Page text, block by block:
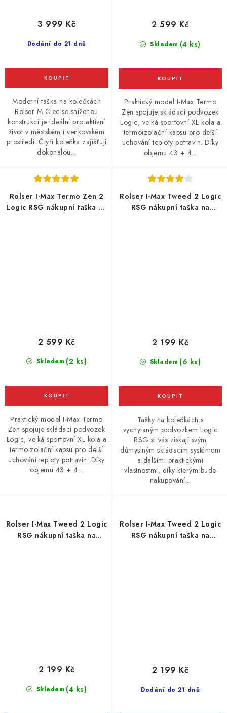
Dodání do 21 dnů
3 999 Kč
Moderní taška na kolečkách
Rolser M Clec se sníženou
konstrukcí je ideální pro aktivní
život v městském i venkovském
prostředí. Čtyři kolečka zajišťují
dokonalou...
Skladem (4 ks)
2 599 Kč
Praktický model I-Max Termo
Zen spojuje skládací podvozek
Logic, velká sportovní XL kola a
termoizolační kapsu pro delší
uchování teploty potravin. Díky
objemu 43 + 4...
Rolser I-Max Termo Zen 2
Logic RSG nákupní taška na
Skladem (2 ks)
2 599 Kč
Praktický model I-Max Termo
Zen spojuje skládací podvozek
Logic, velká sportovní XL kola a
termoizolační kapsu pro delší
uchování teploty potravin. Díky
objemu 43 + 4...
Rolser I-Max Tweed 2 Logic
RSG nákupní taška na
Skladem (6 ks)
2 199 Kč
Tašky na kolečkách s
vychytaným podvozkem Logic
RSG si vás získají svým
důmyslným skládacím systémem
a dalšími praktickými
vlastnostmi, díky kterým bude
nakupování...
Rolser I-Max Tweed 2 Logic
RSG nákupní taška na
Skladem (4 ks)
2 199 Kč
Rolser I-Max Tweed 2 Logic
RSG nákupní taška na
Dodání do 21 dnů
2 199 Kč